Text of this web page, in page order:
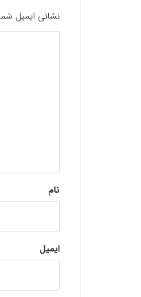
نشانی ایمیل
نام
ایمیل